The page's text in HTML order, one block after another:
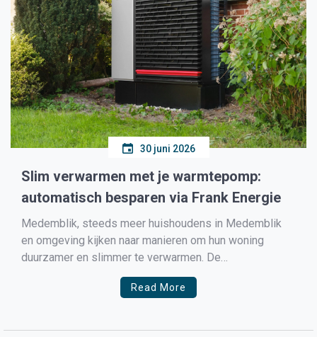
30 juni 2026
Slim verwarmen met je warmtepomp:
automatisch besparen via Frank Energie
Medemblik, steeds meer huishoudens in Medemblik
en omgeving kijken naar manieren om hun woning
duurzamer en slimmer te verwarmen. De
energierekening blijft voor veel mensen een belangrijk
onderwerp, terwijl ook de wens groeit om minder gas
Read More